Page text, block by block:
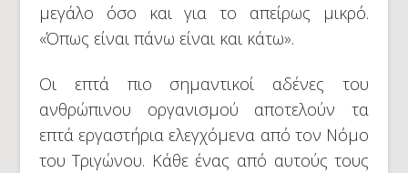
μεγάλο όσο και για το απείρως μικρό.
«Όπως είναι πάνω είναι και κάτω».
Οι επτά πιο σημαντικοί αδένες του
ανθρώπινου οργανισμού αποτελούν τα
επτά εργαστήρια ελεγχόμενα από τον Νόμο
του Τριγώνου. Κάθε ένας από αυτούς τους